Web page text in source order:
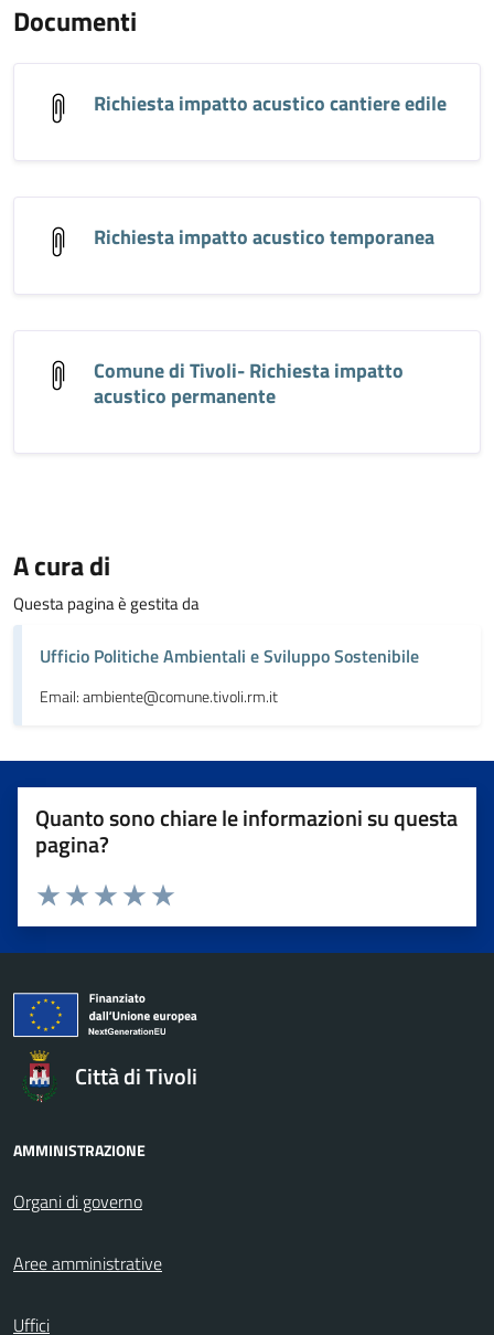
Documenti
Richiesta impatto acustico cantiere edile
Richiesta impatto acustico temporanea
Comune di Tivoli- Richiesta impatto
acustico permanente
A cura di
Questa pagina è gestita da
Ufficio Politiche Ambientali e Sviluppo Sostenibile
Email: ambiente@comune.tivoli.rm.it
Quanto sono chiare le informazioni su questa
pagina?
Valuta da 1 a 5 stelle la pagina
Valuta 5 stelle su 5
Valuta 4 stelle su 5
Valuta 3 stelle su 5
Valuta 2 stelle su 5
Valuta 1 stelle su 5
Città di Tivoli
AMMINISTRAZIONE
Organi di governo
Aree amministrative
Uffici